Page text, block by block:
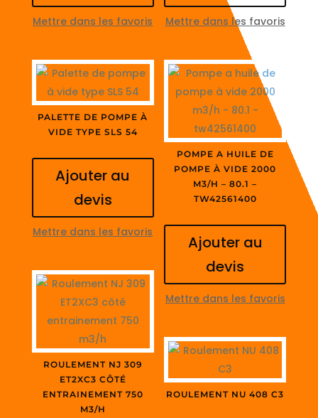
Mettre dans les favoris Mettre dans les favoris
PALETTE DE POMPE À
VIDE TYPE SLS 54
Ajouter au
devis
Mettre dans les favoris
POMPE A HUILE DE
POMPE À VIDE 2000
M3/H – 80.1 –
TW42561400
Ajouter au
devis
Mettre dans les favoris
ROULEMENT NJ 309
ET2XC3 CÔTÉ
ENTRAINEMENT 750
M3/H
ROULEMENT NU 408 C3